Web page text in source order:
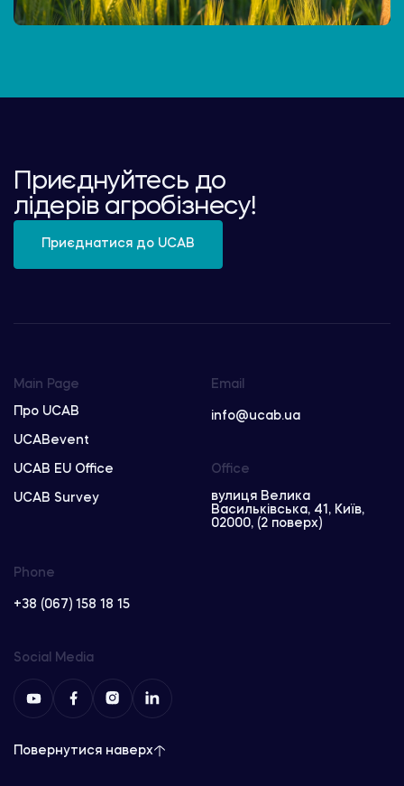
Приєднуйтесь до
лідерів агробізнесу!
Приєднатися до UCAB
Main Page
Про UCAB
UCABevent
UCAB EU Office
UCAB Survey
Email
info@ucab.ua
Phone
+38 (067) 158 18 15
Office
вулиця Велика
Васильківська, 41, Київ,
02000, (2 поверх)
Social Media
Повернутися наверх